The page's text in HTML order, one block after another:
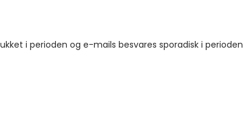
i perioden og e-mails besvares sporadisk i perioden